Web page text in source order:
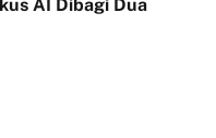
AI Dibagi Dua